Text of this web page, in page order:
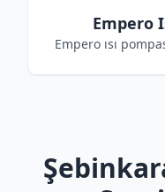
Empero
Empero ısı